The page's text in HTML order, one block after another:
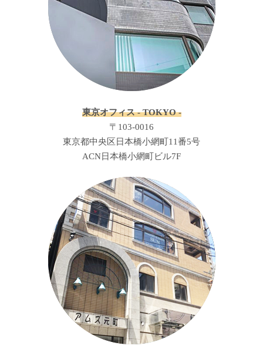
東京オフィス - TOKYO -
〒103-0016
東京都中央区日本橋小網町11番5号
ACN日本橋小網町ビル7F